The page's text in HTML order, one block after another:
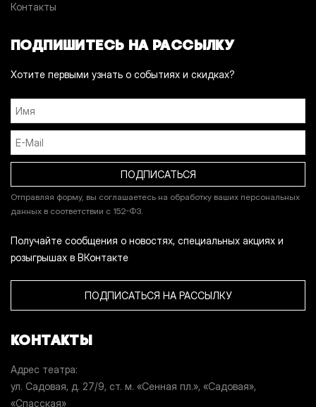
Контакты
ПОДПИШИТЕСЬ НА РАССЫЛКУ
Хотите первыми узнать о событиях и скидках?
Отправляя форму, вы соглашаетесь на обработку ваших персональных
данных в соответствии с 152-ФЗ.
Получайте сообщения о новостях, специальных акциях и
розыгрышах в ВКонтакте
ПОДПИСАТЬСЯ НА РАССЫЛКУ
КОНТАКТЫ
Адрес театра
ул. Садовая, д. 27/9, ст. м. «Сенная пл.», «Садовая»,
«Спасская»